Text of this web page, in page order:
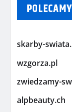
POLECAMY
skarby-
wzgorza.pl
zwiedzamy-
alpbeauty.ch